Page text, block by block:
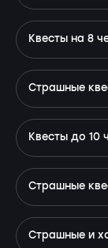
Квесты на 8
Страшные
Квесты до 10
Страшные
Страшные и